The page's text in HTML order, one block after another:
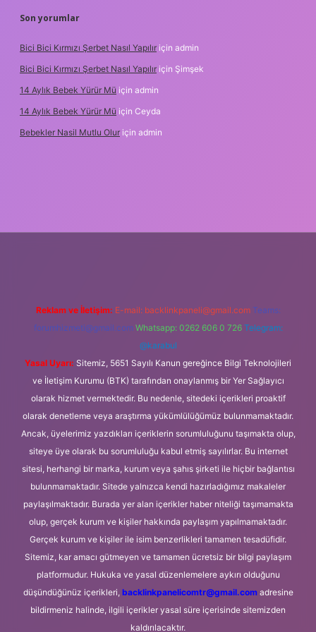
Son yorumlar
Bici Bici Kırmızı Şerbet Nasıl Yapılır için admin
Bici Bici Kırmızı Şerbet Nasıl Yapılır için Şimşek
14 Aylık Bebek Yürür Mü için admin
14 Aylık Bebek Yürür Mü için Ceyda
Bebekler Nasil Mutlu Olur için admin
Reklam ve İletişim: E-mail: backlinkpaneli@gmail.com Teams:
forumhizmeti@gmail.com Whatsapp: 0262 606 0 726 Telegram:
@karabul
Yasal Uyarı: Sitemiz, 5651 Sayılı Kanun gereğince Bilgi Teknolojileri
ve İletişim Kurumu (BTK) tarafından onaylanmış bir Yer Sağlayıcı
olarak hizmet vermektedir. Bu nedenle, sitedeki içerikleri proaktif
olarak denetleme veya araştırma yükümlülüğümüz bulunmamaktadır.
Ancak, üyelerimiz yazdıkları içeriklerin sorumluluğunu taşımakta olup,
siteye üye olarak bu sorumluluğu kabul etmiş sayılırlar. Bu internet
sitesi, herhangi bir marka, kurum veya şahıs şirketi ile hiçbir bağlantısı
bulunmamaktadır. Sitede yalnızca kendi hazırladığımız makaleler
paylaşılmaktadır. Burada yer alan içerikler haber niteliği taşımamakta
olup, gerçek kurum ve kişiler hakkında paylaşım yapılmamaktadır.
Gerçek kurum ve kişiler ile isim benzerlikleri tamamen tesadüfidir.
Sitemiz, kar amacı gütmeyen ve tamamen ücretsiz bir bilgi paylaşım
platformudur. Hukuka ve yasal düzenlemelere aykırı olduğunu
düşündüğünüz içerikleri, backlinkpanelicomtr@gmail.comadresine
bildirmeniz halinde, ilgili içerikler yasal süre içerisinde sitemizden
kaldırılacaktır.